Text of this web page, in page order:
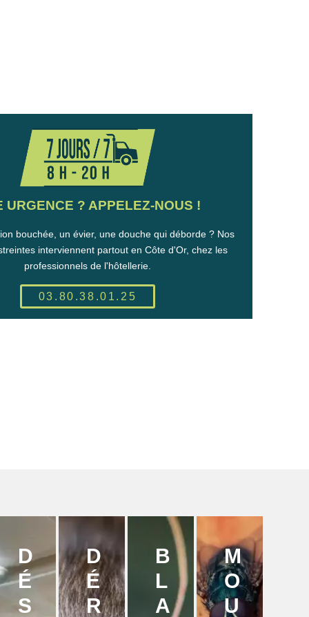
URGENCE ? APPELEZ-NOUS !
bouchée, un évier, une douche qui déborde ? Nos
interviennent partout en Côte d'Or, chez les
professionnels de l'hôtellerie.
03.80.38.01.25
D
É
S
D
É
R
B
L
A
M
O
U